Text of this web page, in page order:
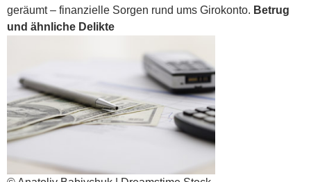
geräumt – finanzielle Sorgen rund ums Girokonto. Betrug
und ähnliche Delikte